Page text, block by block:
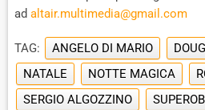
ad altair.multimedia@gmail.com
TAG: ANGELO DI MARIO
NATALE
NOTTE MAGICA
SERGIO ALGOZZINO